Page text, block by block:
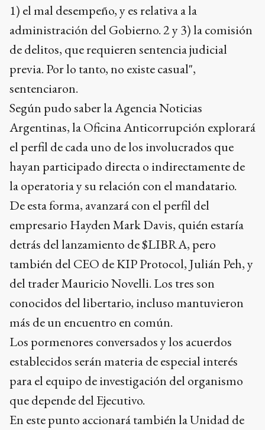
1) el mal desempeño, y es relativa a la
administración del Gobierno. 2 y 3) la comisión
de delitos, que requieren sentencia judicial
previa. Por lo tanto, no existe casual",
sentenciaron.
Según pudo saber la Agencia Noticias
Argentinas, la Oficina Anticorrupción explorará
el perfil de cada uno de los involucrados que
hayan participado directa o indirectamente de
la operatoria y su relación con el mandatario.
De esta forma, avanzará con el perfil del
empresario Hayden Mark Davis, quién estaría
detrás del lanzamiento de $LIBRA, pero
también del CEO de KIP Protocol, Julián Peh, y
del trader Mauricio Novelli. Los tres son
conocidos del libertario, incluso mantuvieron
más de un encuentro en común.
Los pormenores conversados y los acuerdos
establecidos serán materia de especial interés
para el equipo de investigación del organismo
que depende del Ejecutivo.
En este punto accionará también la Unidad de